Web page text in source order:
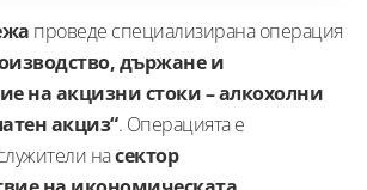
проведе специализирана операция
държане и
на акцизни стоки – алкохолни
акциз“. Операцията е
насектор